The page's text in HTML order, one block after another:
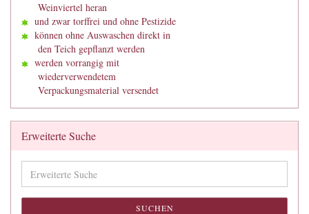
Weinviertel heran
und zwar torffrei und ohne Pestizide
können ohne Auswaschen direkt in
den Teich gepflanzt werden
werden vorrangig mit
wiederverwendetem
Verpackungsmaterial versendet
Erweiterte Suche
Suche
SUCHEN